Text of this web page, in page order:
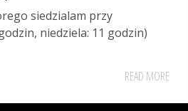
siedzialam przy
niedziela: 11 godzin)
READ MORE